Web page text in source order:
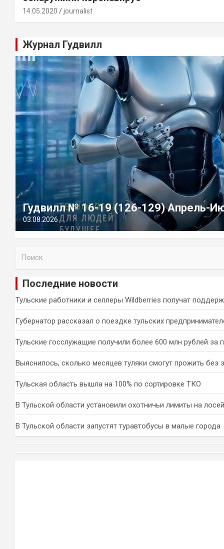
14.05.2020 journalist
Журнал Гудвилл
Гудвилл № 16-19 (126-129) Апрель-
03.08.2026
и
Последние новости
Тульские работники и селлеры Wildberries получат
Губернатор рассказал о поездке тульских
Тульские госслужащие получили более 600 млн рублей за
Выяснилось, сколько месяцев туляки смогут прожить без
Тульская область вышла на 100% по сортировке ТКО
В Тульской области установили охотничьи лимиты на
В Тульской области запустят туравтобусы в малые города